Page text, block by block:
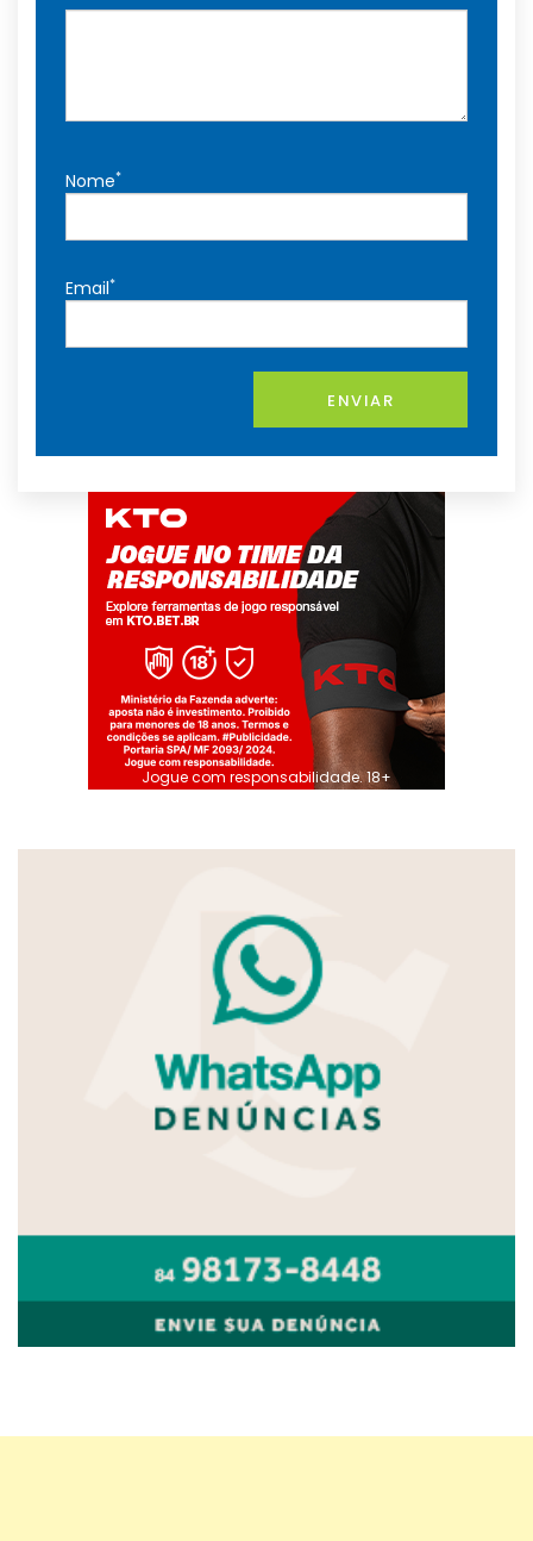
Nome*
Email*
ENVIAR
Jogue com responsabilidade. 18+